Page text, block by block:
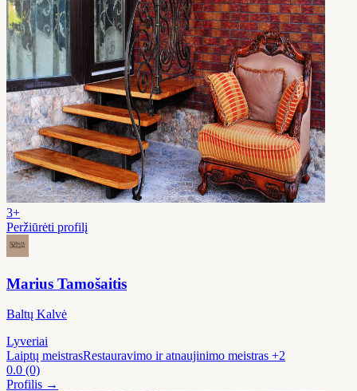
3+
Peržiūrėti profilį
Marius Tamošaitis
Baltų Kalvė
Lyveriai
Laiptų meistrasRestauravimo ir atnaujinimo meistras +2
0.0 (0)
Profilis →